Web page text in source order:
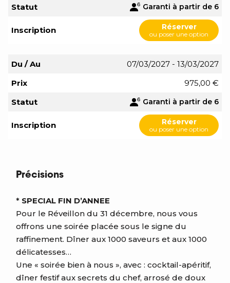
Statut
Garanti à partir de 6
Inscription Réserver
ou poser une option
Du / Au
07/03/2027 - 13/03/2027
Prix
975,00 €
Statut
Garanti à partir de 6
Inscription Réserver
ou poser une option
Précisions
* SPECIAL FIN D’ANNEE
Pour le Réveillon du 31 décembre, nous vous
offrons une soirée placée sous le signe du
raffinement. Dîner aux 1000 saveurs et aux 1000
délicatesses…
Une « soirée bien à nous », avec : cocktail-apéritif,
dîner festif aux secrets du chef, arrosé de doux